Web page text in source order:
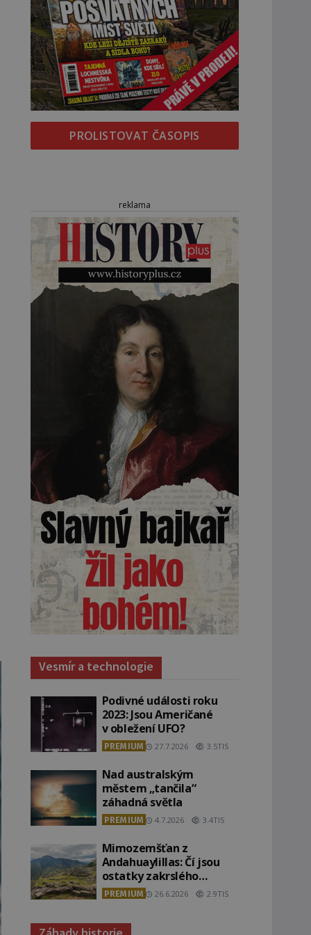
PROLISTOVAT ČASOPIS
reklama
Vesmír a technologie
Podivné události roku
2023: Jsou Američané
v obležení UFO?
PREMIUM 27.7.2026 3.5TIS
Nad australským
městem „tančila“
záhadná světla
PREMIUM 4.7.2026 3.4TIS
Mimozemšťan z
Andahuaylillas: Čí jsou
ostatky zakrslého
stvoření s ohromnou
lebkou?
PREMIUM 26.6.2026 2.9TIS